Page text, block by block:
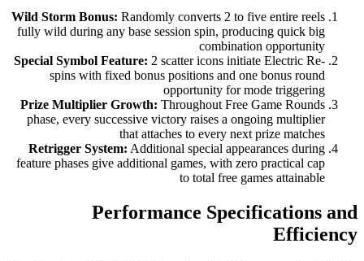
Wild Storm Bonus: Randomly converts 2 to five entire reels
fully wild during any base session spin, producing quick big
combination opportunity
Special Symbol Feature: 2 scatter icons initiate Electric Re-
spins with fixed bonus positions and one bonus round
opportunity for mode triggering
Prize Multiplier Growth: Throughout Free Game Rounds
phase, every successive victory raises a ongoing multiplier
that attaches to every next prize matches
Retrigger System: Additional special appearances during
feature phases give additional games, with zero practical cap
to total free games attainable
Performance Specifications and
Efficiency